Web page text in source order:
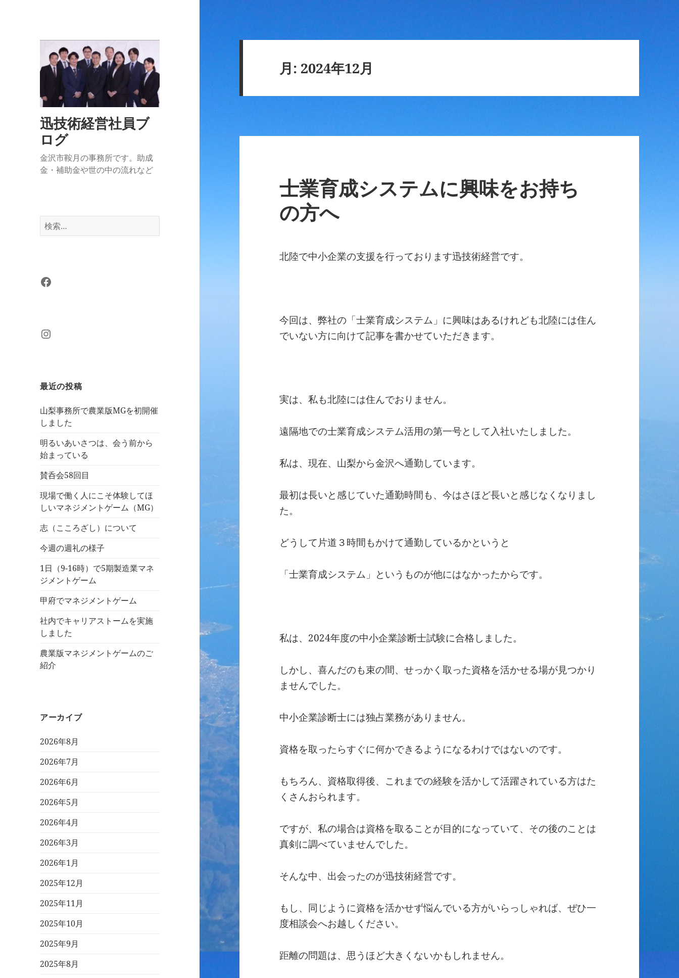
迅技術経営社員ブ
ログ
金沢市鞍月の事務所です。助成
金・補助金や世の中の流れなど
検
索:
Facebook
Instagram
最近の投稿
山梨事務所で農業版MGを初開催
しました
明るいあいさつは、会う前から
始まっている
賛呑会58回目
現場で働く人にこそ体験してほ
しいマネジメントゲーム（MG）
志（こころざし）について
今週の週礼の様子
1日（9-16時）で5期製造業マネ
ジメントゲーム
甲府でマネジメントゲーム
社内でキャリアストームを実施
しました
農業版マネジメントゲームのご
紹介
アーカイブ
2026年8月
2026年7月
2026年6月
2026年5月
2026年4月
2026年3月
2026年1月
2025年12月
2025年11月
2025年10月
2025年9月
2025年8月
月: 2024年12月
士業育成システムに興味をお持ち
の方へ
北陸で中小企業の支援を行っております迅技術経営です。
今回は、弊社の「士業育成システム」に興味はあるけれども北陸には住ん
でいない方に向けて記事を書かせていただきます。
実は、私も北陸には住んでおりません。
遠隔地での士業育成システム活用の第一号として入社いたしました。
私は、現在、山梨から金沢へ通勤しています。
最初は長いと感じていた通勤時間も、今はさほど長いと感じなくなりまし
た。
どうして片道３時間もかけて通勤しているかというと
「士業育成システム」というものが他にはなかったからです。
私は、2024年度の中小企業診断士試験に合格しました。
しかし、喜んだのも束の間、せっかく取った資格を活かせる場が見つかり
ませんでした。
中小企業診断士には独占業務がありません。
資格を取ったらすぐに何かできるようになるわけではないのです。
もちろん、資格取得後、これまでの経験を活かして活躍されている方はた
くさんおられます。
ですが、私の場合は資格を取ることが目的になっていて、その後のことは
真剣に調べていませんでした。
そんな中、出会ったのが迅技術経営です。
もし、同じように資格を活かせず悩んでいる方がいらっしゃれば、ぜひ一
度相談会へお越しください。
距離の問題は、思うほど大きくないかもしれません。